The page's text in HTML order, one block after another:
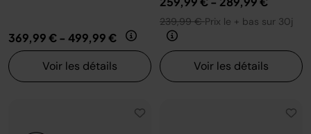
369,99 €- 499,99 €
Voir les détails
239,99 €Prix le + bas sur 30j
Voir les détails